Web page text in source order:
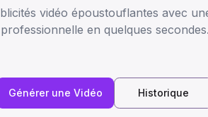
vidéo époustouflantes avec
professionnelle en quelques secondes.
Générer une Vidéo Historique